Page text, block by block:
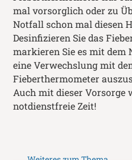
mal vorsorglich oder zu
Notfall schon mal diesen
Desinfizieren Sie das
markieren Sie es mit dem
eine Verwechslung mit
Fieberthermometer
Auch mit dieser Vorsorge
notdienstfreie Zeit!